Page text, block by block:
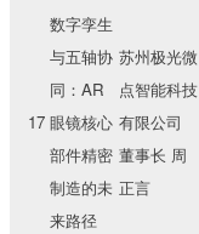
17
数字孪生
与五轴协
同：AR
眼镜核心
部件精密
制造的未
来路径
苏州极光微
点智能科技
有限公司
董事长 周
正言